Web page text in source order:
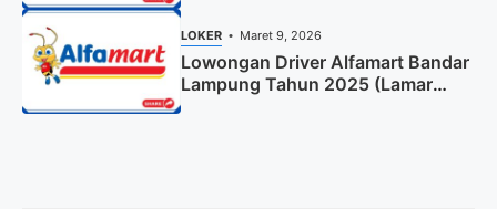
LOKER Maret 9, 2026
Lowongan Driver Alfamart Bandar
Lampung Tahun 2025 (Lamar
Sekarang)